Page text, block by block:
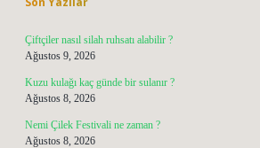
Çiftçiler nasıl silah ruhsatı alabilir ?
Ağustos 9, 2026
Kuzu kulağı kaç günde bir sulanır ?
Ağustos 8, 2026
Nemi Çilek Festivali ne zaman ?
Ağustos 8, 2026